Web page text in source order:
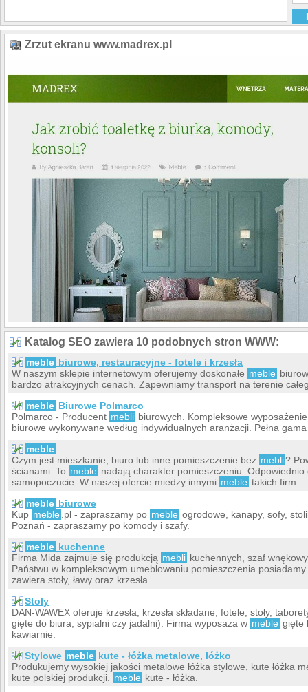
Zrzut ekranu www.madrex.pl
Katalog SEO zawiera 10 podobnych stron WWW:
meble biurowe, restauracyjne - fotele i krzesła
W naszym sklepie internetowym oferujemy doskonałe meble
bardzo atrakcyjnych cenach. Zapewniamy transport na terenie
meble Biurowe Polmarco
Polmarco - Producent mebli biurowych. Kompleksowe
biurowe wykonywane według indywidualnych aranżacji. Pełna
meble
Czym jest mieszkanie, biuro lub inne pomieszczenie bez mebli?
ścianami. To meble nadają charakter pomieszczeniu.
samopoczucie. W naszej ofercie miedzy innymi meble takich firm...
meble biurowe
Kup meble .pl - zapraszamy po meble ogrodowe, kanapy, sofy,
Poznań - zapraszamy po komody i szafy.
meble kuchenne
Firma Mida zajmuje się produkcją mebli kuchennych, szaf
Państwu w kompleksowym umeblowaniu pomieszczenia
zawiera stoły, ławy oraz krzesła.
Stoły
DAN-WAWEX oferuje krzesła, krzesła składane, fotele, stoły,
gięte do biura, sypialni czy jadalni). Firma wyposaża w meble gięte
kawiarnie.
Stylowe meble kute - łóżka metalowe, łóżko
Produkujemy wysokiej jakości metalowe łóżka stylowe, kute łóżka
kute polskiej produkcji.
meble kute - łóżka.